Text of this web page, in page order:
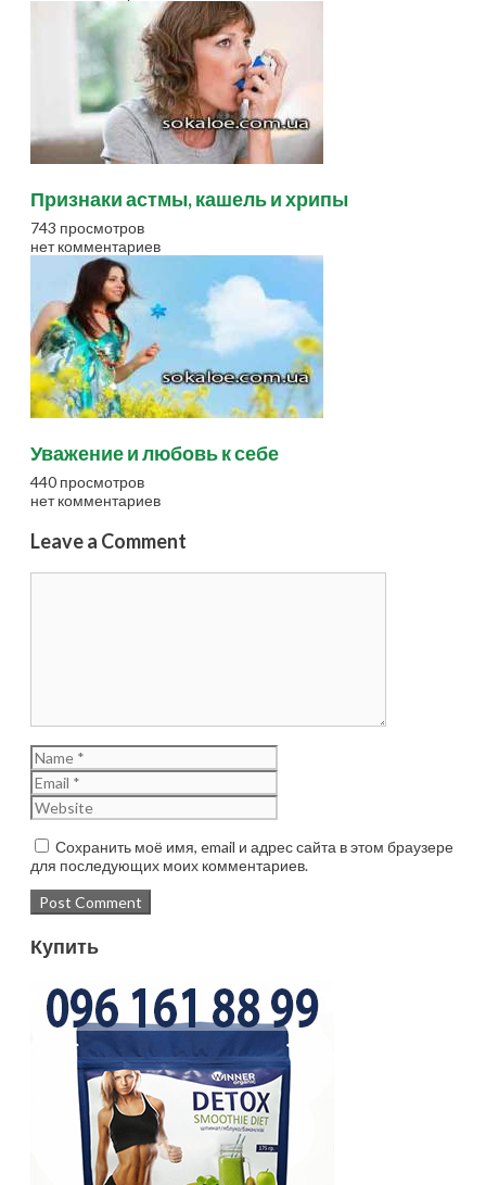
Признаки астмы, кашель и хрипы
743 просмотров
нет комментариев
Уважение и любовь к себе
440 просмотров
нет комментариев
Leave a Comment
Сохранить моё имя, email и адрес сайта в этом браузере
для последующих моих комментариев.
Купить